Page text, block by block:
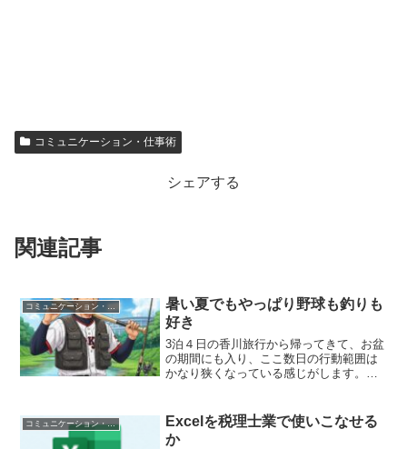
コミュニケーション・仕事術
シェアする
関連記事
コミュニケーション・仕事術
暑い夏でもやっぱり野球も釣りも
好き
3泊４日の香川旅行から帰ってきて、お盆
の期間にも入り、ここ数日の行動範囲は
かなり狭くなっている感じがします。・
集まり、お泊まり会・武蔵小杉で、前職
場の先輩、同僚と飲み...
コミュニケーション・仕事術
Excelを税理士業で使いこなせる
か